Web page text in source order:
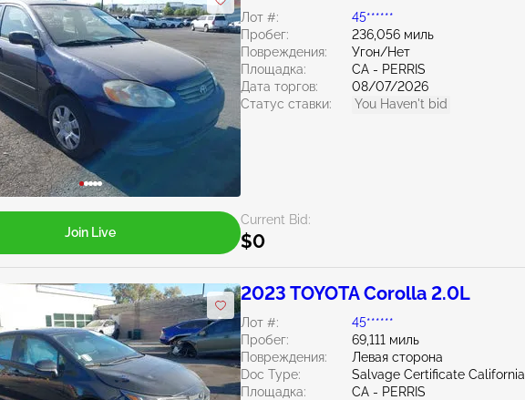
Лот #:
45******
Пробег:
236,056 миль
Повреждения:
Угон/Нет
Площадка:
CA - PERRIS
Дата торгов:
08/07/2026
Статус ставки:
You Haven't bid
Current Bid:
$0
Join Live
2023 TOYOTA Corolla 2.0L
Лот #:
45******
Пробег:
69,111 миль
Повреждения:
Левая сторона
Doc Type:
Salvage Certificate California
Площадка:
CA - PERRIS